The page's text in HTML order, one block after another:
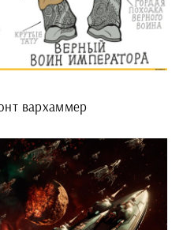
вархаммер